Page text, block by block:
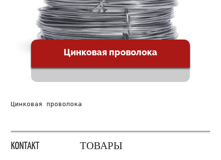
Цинковая проволока
Цинковая проволока
KONTAKT ТОВАРЫ